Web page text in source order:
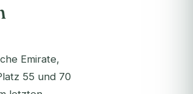
Emirate,
55 und 70